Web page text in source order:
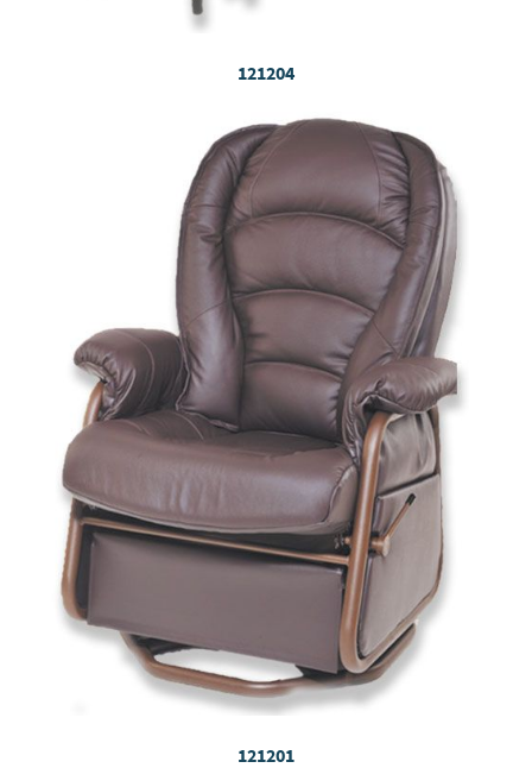
121204
121201